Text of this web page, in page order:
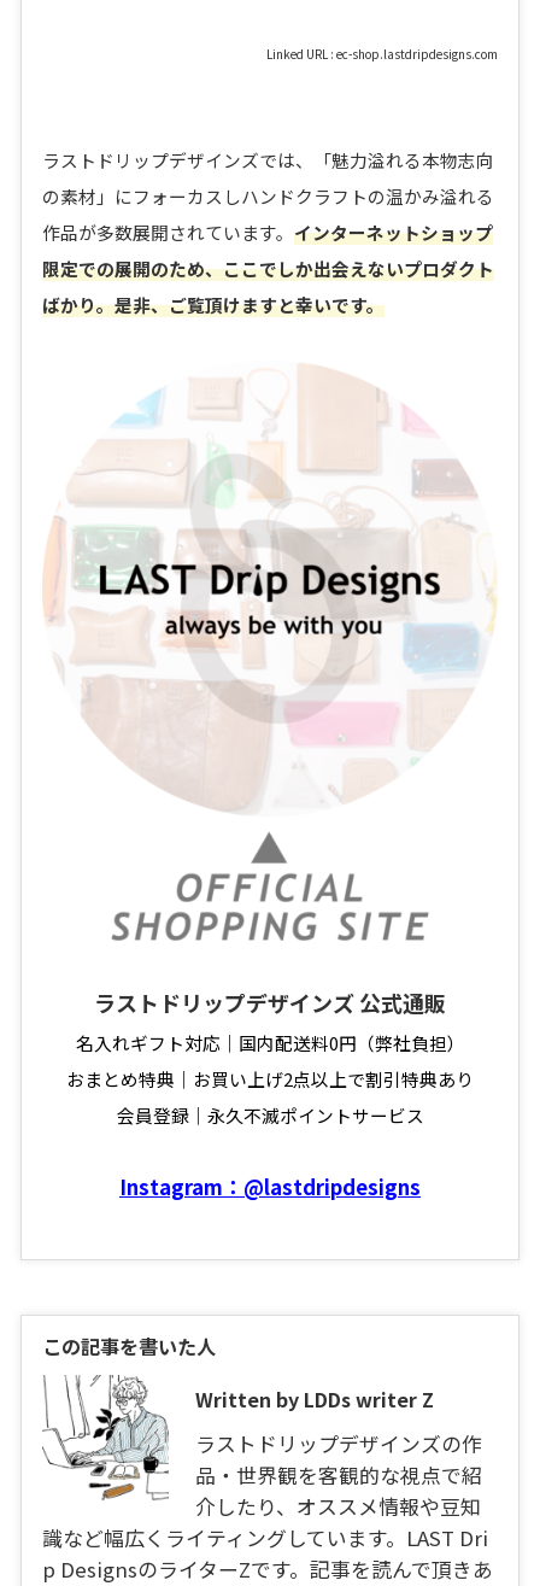
Linked URL : ec-shop.lastdripdesigns.com
ラストドリップデザインズでは、「魅力溢れる本物志向
の素材」にフォーカスしハンドクラフトの温かみ溢れる
作品が多数展開されています。 インターネットショップ
限定での展開のため、ここでしか出会えないプロダクト
ばかり。是非、ご覧頂けますと幸いです。
ラストドリップデザインズ公式通販
名入れギフト対応｜国内配送料0円（弊社負担）
おまとめ特典｜お買い上げ2点以上で割引特典あり
会員登録｜永久不滅ポイントサービス
Instagram：@lastdripdesigns
この記事を書いた人
Written by LDDs writer Z
ラストドリップデザインズの作
品・世界観を客観的な視点で紹
介したり、オススメ情報や豆知
識など幅広くライティングしています。LAST Dri
p DesignsのライターZです。記事を読んで頂きあ